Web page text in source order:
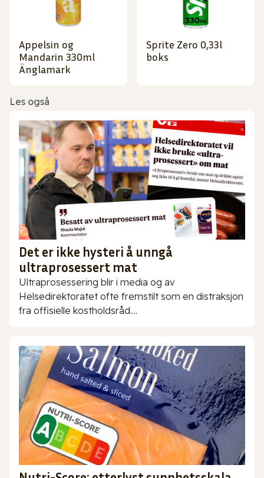
Appelsin og
Mandarin 330ml
Änglamark
Sprite Zero 0,33l
boks
Les også
Det er ikke hysteri å unngå
ultraprosessert mat
Ultraprosessering blir i media og av
Helsedirektoratet ofte fremstilt som en distraksjon
fra offisielle kostholdsråd....